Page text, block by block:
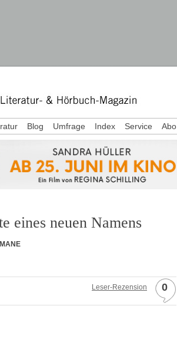
eines neuen Namens
Leser-Rezension 0
Blog Umfrage Index Service Abo